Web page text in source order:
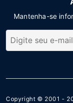
Mantenha-se
Copyright © 2001 -